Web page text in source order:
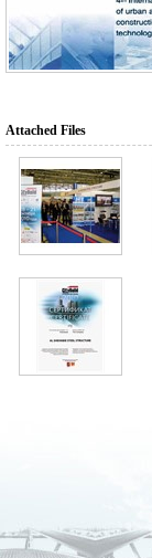
Attached Files